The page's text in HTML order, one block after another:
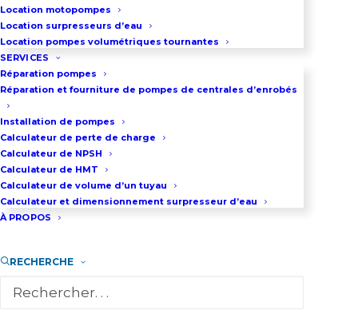
Location motopompes
Location surpresseurs d’eau
Location pompes volumétriques tournantes
SERVICES
Réparation pompes
Réparation et fourniture de pompes de centrales d’enrobés
Installation de pompes
Calculateur de perte de charge
Calculateur de NPSH
Calculateur de HMT
Calculateur de volume d’un tuyau
Calculateur et dimensionnement surpresseur d’eau
À PROPOS
RECHERCHE
Coffret de dosage en
PEHD